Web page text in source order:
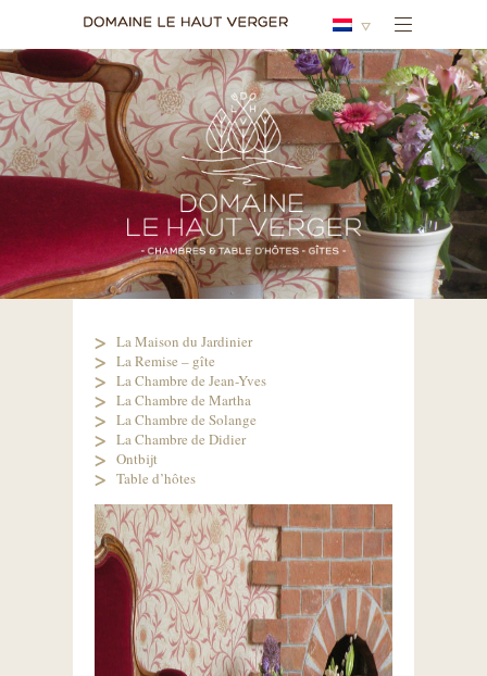
La Maison du Jardinier
La Remise – gîte
La Chambre de Jean-Yves
La Chambre de Martha
La Chambre de Solange
La Chambre de Didier
Ontbijt
Table d’hôtes